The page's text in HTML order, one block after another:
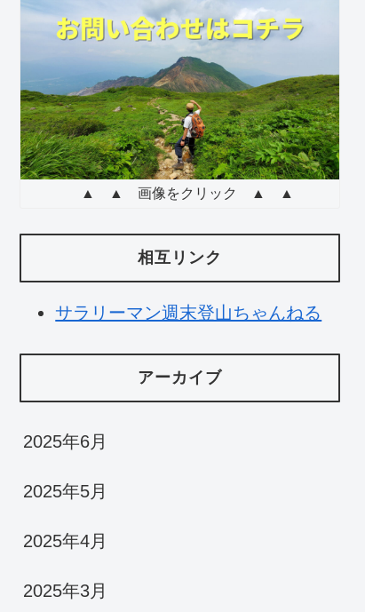
▲ ▲ 画像をクリック ▲ ▲
相互リンク
サラリーマン週末登山ちゃんねる
アーカイブ
2025年6月
2025年5月
2025年4月
2025年3月